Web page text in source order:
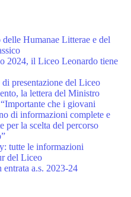
Humanae Litterae e del
2024, il Liceo Leonardo tiene
presentazione del Liceo
la lettera del Ministro
che i giovani
di informazioni complete e
per la scelta del percorso
tutte le informazioni
del Liceo
entrata a.s. 2023-24